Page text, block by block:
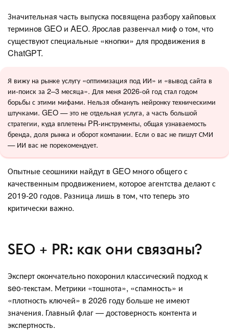
Значительная часть выпуска посвящена разбору хайповых
терминов GEO и AEO. Ярослав развенчал миф о том, что
существуют специальные «кнопки» для продвижения в
ChatGPT.
Я вижу на рынке услугу «оптимизация под ИИ» и «вывод сайта в
ии-поиск за 2–3 месяца». Для меня 2026-ой год стал годом
борьбы с этими мифами. Нельзя обмануть нейронку техническими
штучками. GEO — это не отдельная услуга, а часть большой
стратегии, куда вплетены PR-инструменты, общая узнаваемость
бренда, доля рынка и оборот компании. Если о вас не пишут СМИ
— ИИ вас не порекомендует.
Опытные сеошники найдут в GEO много общего с
качественным продвижением, которое агентства делают с
2019-20 годов. Разница лишь в том, что теперь это
критически важно.
SEO + PR: как они связаны?
Эксперт окончательно похоронил классический подход к
seo-текстам. Метрики «тошнота», «спамность» и
«плотность ключей» в 2026 году больше не имеют
значения. Главный флаг — достоверность контента и
экспертность.